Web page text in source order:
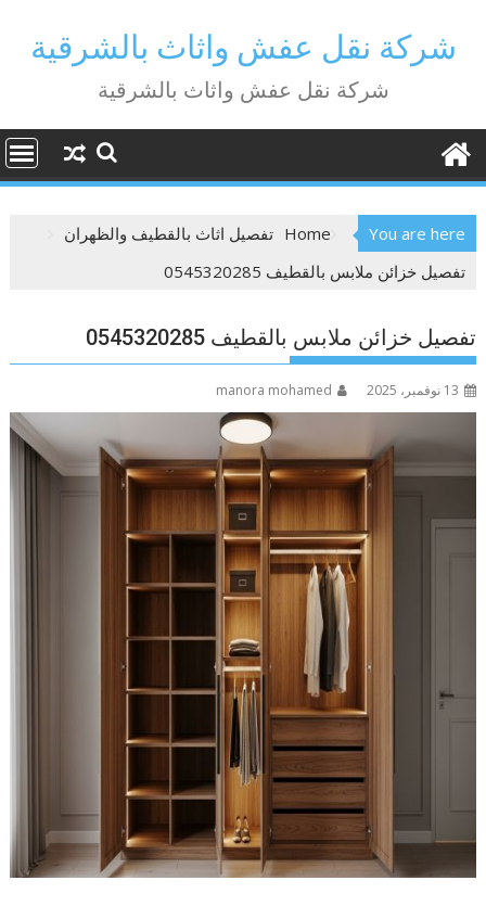
contentشركة نقل عفش واثاث بالشرقية
شركة نقل عفش واثاث بالشرقية
You are here
Home تفصيل اثاث بالقطيف والظهران
تفصيل خزائن ملابس بالقطيف 0545320285
تفصيل خزائن ملابس بالقطيف 0545320285
13 نوفمبر، 2025 manora mohamed